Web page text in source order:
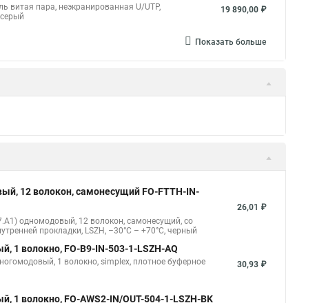
витая пара, неэкранированная U/UTP,
19 890,00 ₽
Показать больше
прокладки, LSZH, –30°C – +70°C, черный
57,33 ₽
4 волокна FO-FTTH-IN-9A1-4-LSZH-BK
одномодовый, 4 волокна, самонесущий, со
прокладки, LSZH, –30°C – +70°C, черный
12 волокон, самонесущий FO-FTTH-IN-
одномодовый, 12 волокон, самонесущий, со
прокладки, LSZH, –30°C – +70°C, черный